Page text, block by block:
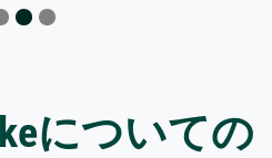
についての